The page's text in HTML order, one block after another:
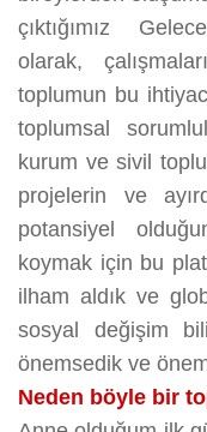
çıktığımız
olarak,
toplumun bu
toplumsal
kurum ve sivil
projelerin ve
potansiyel
koymak için bu
ilham aldık ve
sosyal değişim
önemsedik ve
Neden böyle bir